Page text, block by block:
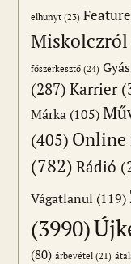
elhunyt (23)
Miskolczról
főszerkesztő (24)
(287) Karrier
Márka (105)
(405) Online
(782) Rádió
Vágatlanul (119)
(3990)
(80) árbevétel (21)